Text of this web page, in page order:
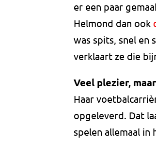
er een paar
Helmond dan ook
was spits, snel en
verklaart ze die
Veel plezier,
Haar
opgeleverd. Dat
spelen allemaal